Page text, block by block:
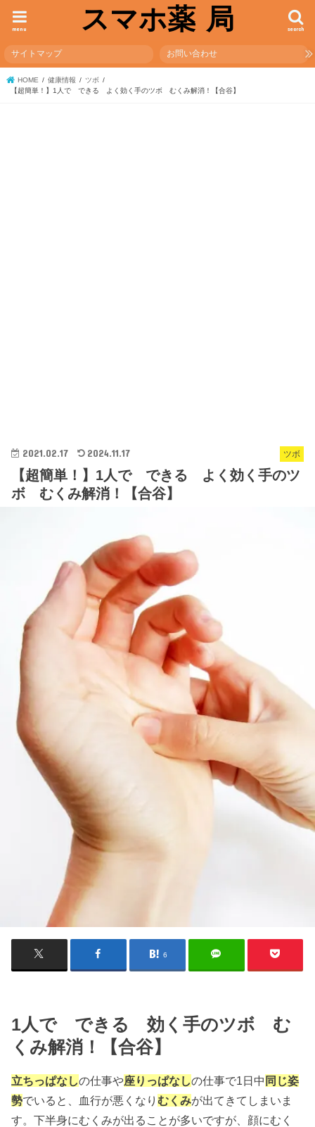
スマホ薬 局 search
menu
サイトマップ お問い合わせ
HOME 健康情報
ツボ
【超簡単！】1人で できる よく効く手のツボ むくみ解消！【合谷】
ツボ
2021.02.17 2024.11.17
【超簡単！】1人で できる よく効く手のツ
ボ むくみ解消！【合谷】
6
1人で できる 効く手のツボ む
くみ解消！【合谷】
立ちっぱなしの仕事や座りっぱなしの仕事で1日中 同じ姿
勢でいると、血行が悪くなりむくみが出てきてしまいま
す。下半身にむくみが出ることが多いですが、顔にむく